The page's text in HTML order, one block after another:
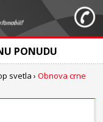
PONUDU
svetla ›Obnova crne